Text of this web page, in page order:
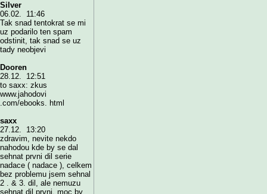
Silver
06.02. 11:46
Tak snad tentokrat se mi
uz podarilo ten spam
odstinit, tak snad se uz
tady neobjevi
Dooren
28.12. 12:51
to saxx: zkus
www.jahodovi
.com/ebooks. html
saxx
27.12. 13:20
zdravim, nevite nekdo
nahodou kde by se dal
sehnat prvni dil serie
nadace ( nadace ), celkem
bez problemu jsem sehnal
2 . & 3. dil, ale nemuzu
sehnat dil prvni. moc by